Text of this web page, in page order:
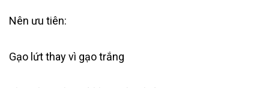
Nên ưu tiên:
Gạo lứt thay vì gạo trắng